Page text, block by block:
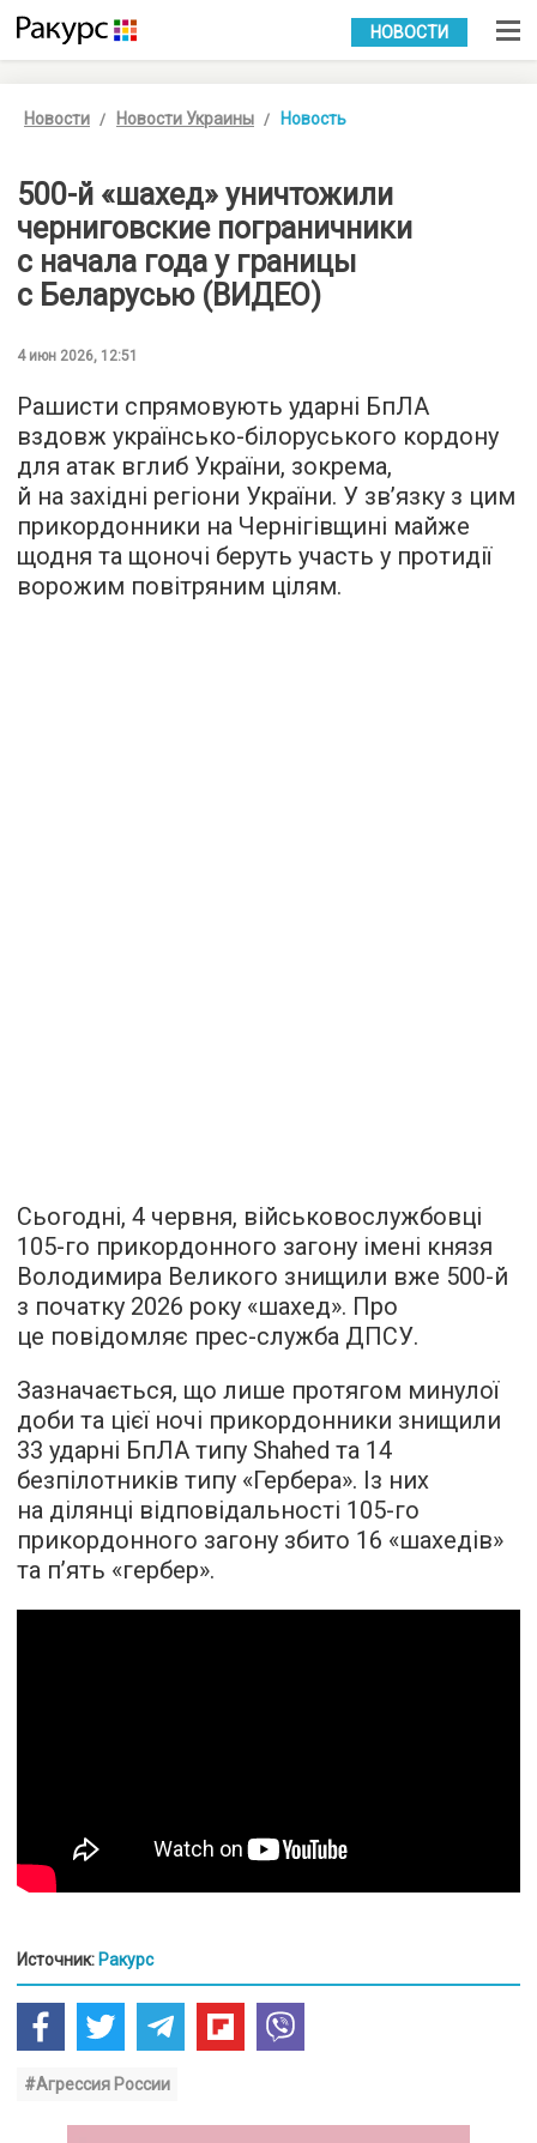
УКР РУС
НОВОСТИ
Новости Новости Украины Новость
500-й «шахед» уничтожили
черниговские пограничники
с начала года у границы
с Беларусью (ВИДЕО)
4 июн 2026, 12:51
Рашисти спрямовують ударні БпЛА
вздовж українсько-білоруського кордону
для атак вглиб України, зокрема,
й на західні регіони України. У зв’язку з цим
прикордонники на Чернігівщині майже
щодня та щоночі беруть участь у протидії
ворожим повітряним цілям.
Сьогодні, 4 червня, військовослужбовці
105-го прикордонного загону імені князя
Володимира Великого знищили вже 500-й
з початку 2026 року «шахед». Про
це повідомляє прес-служба ДПСУ.
Зазначається, що лише протягом минулої
доби та цієї ночі прикордонники знищили
33 ударні БпЛА типу Shahed та 14
безпілотників типу «Гербера». Із них
на ділянці відповідальності 105-го
прикордонного загону збито 16 «шахедів»
та п’ять «гербер».
Источник: Ракурс
#Агрессия России